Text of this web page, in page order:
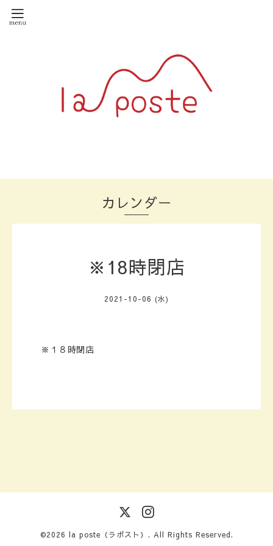
カレンダー
※18時閉店
2021-10-06 (水)
※１８時閉店
©2026 la poste（ラポスト） . All Rights Reserved.